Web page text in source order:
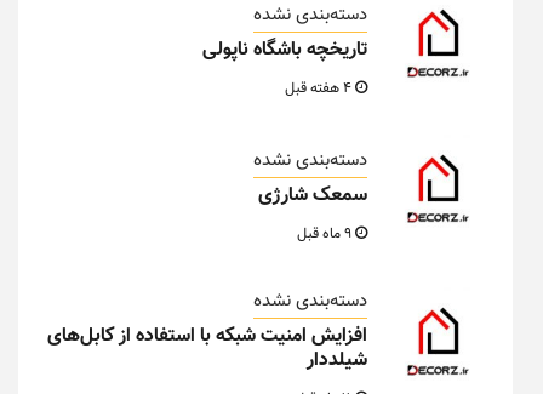
دسته‌بندی نشده
تاریخچه باشگاه ناپولی
دسته‌بندی نشده
سمعک شارژی
دسته‌بندی نشده
افزایش امنیت شبکه با استفاده از کابل‌های
شیلددار